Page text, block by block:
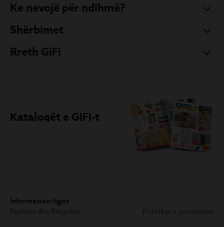
Ke nevojë për ndihmë?
Shërbimet
Rreth GiFi
Katalogët e GiFi-t
Informacion ligjor